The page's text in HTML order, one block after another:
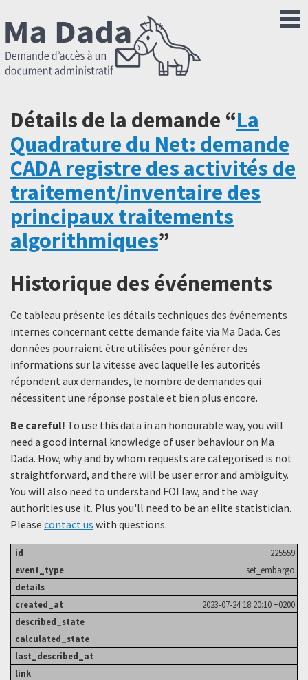
Détails de la demande “La
Quadrature du Net: demande
CADA registre des activités de
traitement/inventaire des
principaux traitements
algorithmiques”
Historique des événements
Ce tableau présente les détails techniques des événements
internes concernant cette demande faite via Ma Dada. Ces
données pourraient être utilisées pour générer des
informations sur la vitesse avec laquelle les autorités
répondent aux demandes, le nombre de demandes qui
nécessitent une réponse postale et bien plus encore.
Be careful! To use this data in an honourable way, you will
need a good internal knowledge of user behaviour on Ma
Dada. How, why and by whom requests are categorised is not
straightforward, and there will be user error and ambiguity.
You will also need to understand FOI law, and the way
authorities use it. Plus you'll need to be an elite statistician.
Please contact us with questions.
225559
set_embargo
2023-07-24 18:20:10 +0200